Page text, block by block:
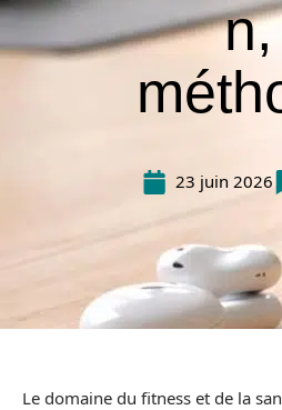
n,
23 juin 2026
Le domaine du fitness et de la